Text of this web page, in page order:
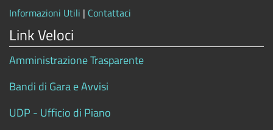
Informazioni Utili | Contattaci
Link Veloci
Amministrazione Trasparente
Bandi di Gara e Avvisi
UDP - Ufficio di Piano